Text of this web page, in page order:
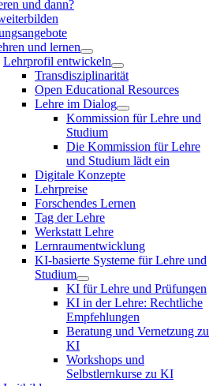
und dann?
und lernen
Lehrprofil entwickeln
Transdisziplinarität
Open Educational Resources
Lehre im Dialog
Kommission für Lehre und
Studium
Die Kommission für Lehre
und Studium lädt ein
Digitale Konzepte
Lehrpreise
Forschendes Lernen
Tag der Lehre
Werkstatt Lehre
Lernraumentwicklung
KI-basierte Systeme für Lehre und
Studium
KI für Lehre und Prüfungen
KI in der Lehre: Rechtliche
Empfehlungen
Beratung und Vernetzung zu
KI
Workshops und
Selbstlernkurse zu KI